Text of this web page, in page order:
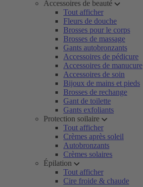
Accessoires de beauté
Tout afficher
Fleurs de douche
Brosses pour le corps
Brosses de massage
Gants autobronzants
Accessoires de pédicure
Accessoires de manucure
Accessoires de soin
Bijoux de mains et pieds
Brosses de rechange
Gant de toilette
Gants exfoliants
Protection soilaire
Tout afficher
Crèmes après soleil
Autobronzants
Crèmes solaires
Épilation
Tout afficher
Cire froide & chaude